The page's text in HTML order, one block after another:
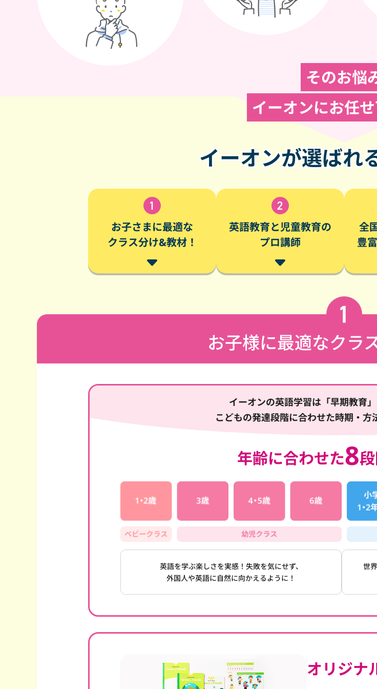
そのお悩
イーオンにお任せ
イーオンが選ばれ
お子さまに最適な
クラス分け&教材！
英語教育と児童教育の
プロ講師
全
豊
お子様に最適なクラ
イーオンの英語学習は「早期教育
こどもの発達段階に合わせた時期・方
年齢に合わせた8
英語を学ぶ楽しさを実感！失敗を気にせず、
外国人や英語に自然に向かえるように！
世
オリジナ